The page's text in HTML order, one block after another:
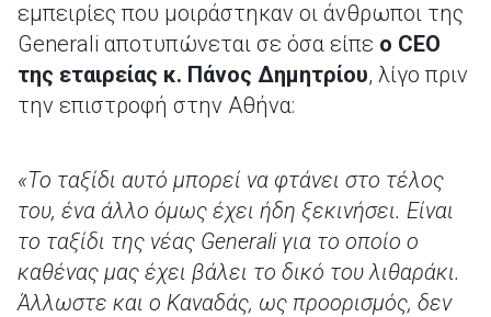
εμπειρίες που μοιράστηκαν οι άνθρωποι της
Generali αποτυπώνεται σε όσα είπε ο CEO
της εταιρείας κ. Πάνος Δημητρίου, λίγο πριν
την επιστροφή στην Αθήνα:
«Το ταξίδι αυτό μπορεί να φτάνει στο τέλος
του, ένα άλλο όμως έχει ήδη ξεκινήσει. Είναι
το ταξίδι της νέας Generali για το οποίο ο
καθένας μας έχει βάλει το δικό του λιθαράκι.
Άλλωστε και ο Καναδάς, ως προορισμός, δεν